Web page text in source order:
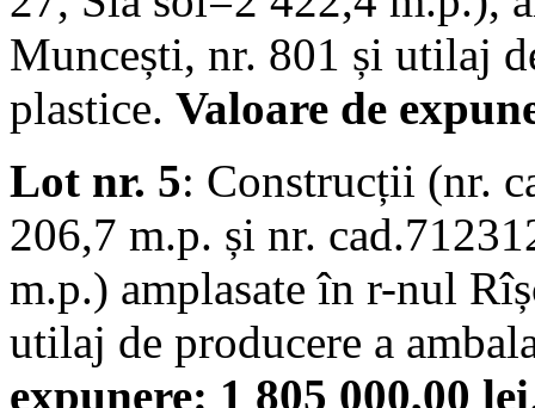
Muncești, nr. 801 și utilaj
plastice. Valoare de
Lot nr. 5: Construcții (nr.
206,7 m.p. și nr.
m.p.) amplasate în r-nul
utilaj de producere a
expunere: 1 805 000,00 lei